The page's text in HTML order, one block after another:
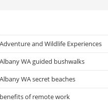
Adventure and Wildlife Experiences
Albany WA guided bushwalks
Albany WA secret beaches
benefits of remote work